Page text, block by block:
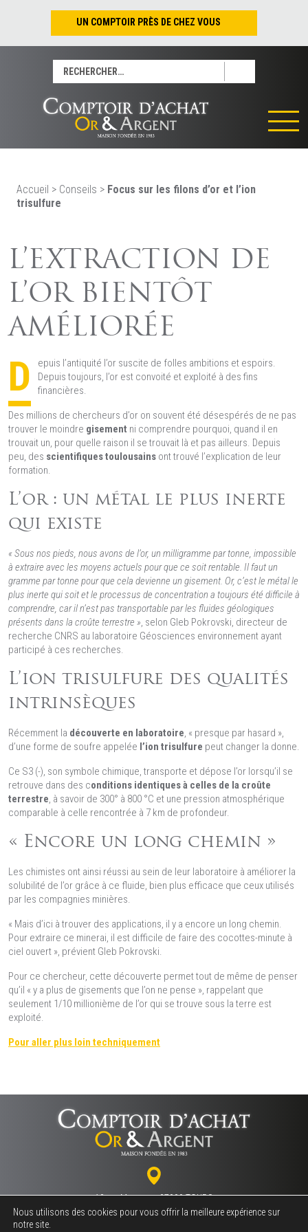
UN COMPTOIR PRÈS DE CHEZ VOUS
Nantes – Jean-Jacques Rousseau
Nantes – Saint-Pierre
Tours
La Rochelle
La Roche/Yon
Rechercher :
Accueil > Conseils > Focus sur les filons d’or et l’ion
trisulfure
L’EXTRACTION DE
L’OR BIENTÔT
AMÉLIORÉE
D
epuis l’antiquité l’or suscite de folles ambitions et espoirs.
Depuis toujours, l’or est convoité et exploité à des fins
financières.
Des millions de chercheurs d’or on souvent été désespérés de ne pas
trouver le moindre gisement ni comprendre pourquoi, quand il en
trouvait un, pour quelle raison il se trouvait là et pas ailleurs. Depuis
peu, des scientifiques toulousains ont trouvé l’explication de leur
formation.
L’or : un métal le plus inerte
qui existe
« Sous nos pieds, nous avons de l’or, un milligramme par tonne, impossible
à extraire avec les moyens actuels pour que ce soit rentable. Il faut un
gramme par tonne pour que cela devienne un gisement. Or, c’est le métal le
plus inerte qui soit et le processus de concentration a toujours été difficile à
comprendre, car il n’est pas transportable par les fluides géologiques
présents dans la croûte terrestre », selon Gleb Pokrovski, directeur de
recherche CNRS au laboratoire Géosciences environnement ayant
participé à ces recherches.
L’ion trisulfure des qualités
intrinsèques
Récemment la découverte en laboratoire, « presque par hasard »,
d’une forme de soufre appelée l’ion trisulfure peut changer la donne.
Ce S3 (-), son symbole chimique, transporte et dépose l’or lorsqu’il se
retrouve dans des conditions identiques à celles de la croûte
terrestre, à savoir de 300° à 800 °C et une pression atmosphérique
comparable à celle rencontrée à 7 km de profondeur.
« Encore un long chemin »
Les chimistes ont ainsi réussi au sein de leur laboratoire à améliorer la
solubilité de l’or grâce à ce fluide, bien plus efficace que ceux utilisés
par les compagnies minières.
« Mais d’ici à trouver des applications, il y a encore un long chemin.
Pour extraire ce minerai, il est difficile de faire des cocottes-minute à
ciel ouvert », prévient Gleb Pokrovski.
Pour ce chercheur, cette découverte permet tout de même de penser
qu’il « y a plus de gisements que l’on ne pense », rappelant que
seulement 1/10 millionième de l’or qui se trouve sous la terre est
exploité.
Pour aller plus loin techniquement
18 rue Marceau - 37000 TOURS
Nous utilisons des cookies pour vous offrir la meilleure expérience sur
notre site.